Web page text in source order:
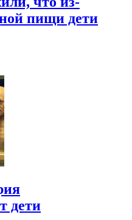
пищи дети
дети